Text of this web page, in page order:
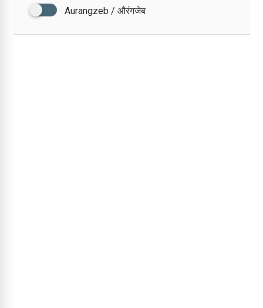
Aurangzeb / औरंगजेब